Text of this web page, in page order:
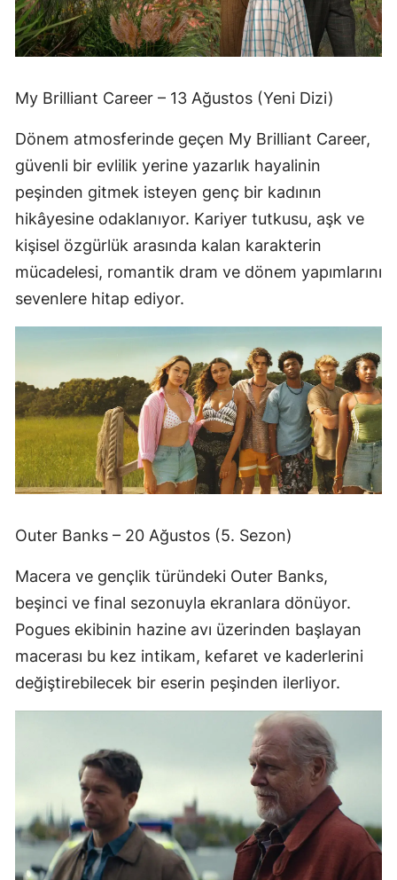
My Brilliant Career – 13 Ağustos (Yeni Dizi)
Dönem atmosferinde geçen My Brilliant Career,
güvenli bir evlilik yerine yazarlık hayalinin
peşinden gitmek isteyen genç bir kadının
hikâyesine odaklanıyor. Kariyer tutkusu, aşk ve
kişisel özgürlük arasında kalan karakterin
mücadelesi, romantik dram ve dönem yapımlarını
sevenlere hitap ediyor.
Outer Banks – 20 Ağustos (5. Sezon)
Macera ve gençlik türündeki Outer Banks,
beşinci ve final sezonuyla ekranlara dönüyor.
Pogues ekibinin hazine avı üzerinden başlayan
macerası bu kez intikam, kefaret ve kaderlerini
değiştirebilecek bir eserin peşinden ilerliyor.